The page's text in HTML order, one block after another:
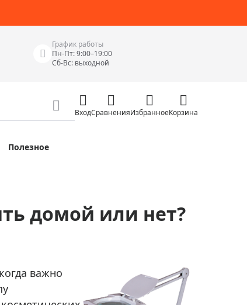
График работы
Пн-Пт: 9:00–19:00
Сб-Вс: выходной
Измерительные инструменты
Цифровые уровни и угломеры
Электроизмерительные приборы
Приборы для обслуживания сетей
Детекторы проводки
ВходСравненияИзбранноеКорзина
Полезное
домой или нет?
важно